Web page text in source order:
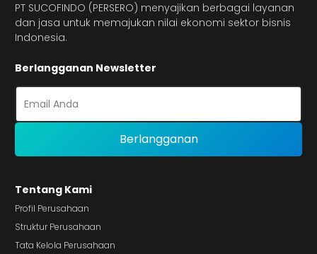
PT SUCOFINDO (PERSERO) menyajikan berbagai layanan
dan jasa untuk memajukan nilai ekonomi sektor bisnis
Indonesia.
Berlangganan Newsletter
Tentang Kami
Profil Perusahaan
Struktur Perusahaan
Tata Kelola Perusahaan